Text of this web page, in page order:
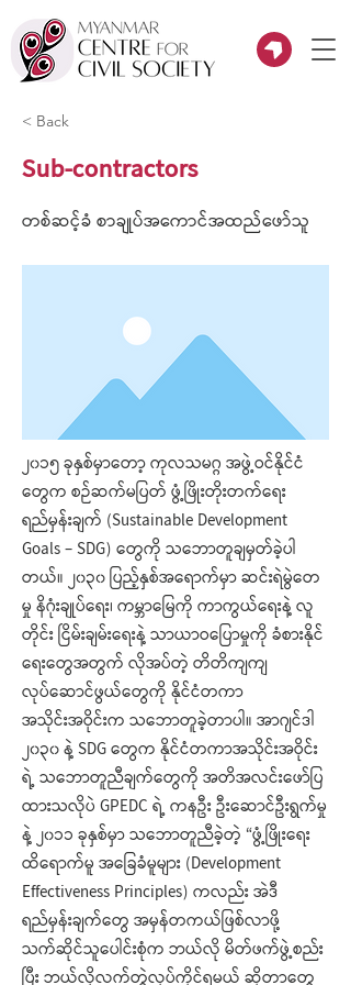
< Back
Sub-contractors
တစ်ဆင့်ခံ စာချုပ်အကောင်အထည်ဖော်သူ
၂၀၁၅ ခုနှစ်မှာတော့ ကုလသမဂ္ဂ အဖွဲ့ဝင်နိုင်ငံ
တွေက စဉ်ဆက်မပြတ် ဖွံ့ဖြိုးတိုးတက်ရေး
ရည်မှန်းချက် (Sustainable Development
Goals – SDG) တွေကို သဘောတူချမှတ်ခဲ့ပါ
တယ်။ ၂၀၃၀ ပြည့်နှစ်အရောက်မှာ ဆင်းရဲမွဲတေ
မှု နိဂုံးချုပ်ရေး၊ ကမ္ဘာမြေကို ကာကွယ်ရေးနဲ့ လူ
တိုင်း ငြိမ်းချမ်းရေးနဲ့ သာယာဝပြောမှုကို ခံစားနိုင်
ရေးတွေအတွက် လိုအပ်တဲ့ တိတိကျကျ
လုပ်ဆောင်ဖွယ်တွေကို နိုင်ငံတကာ
အသိုင်းအဝိုင်းက သဘောတူခဲ့တာပါ။ အာဂျင်ဒါ
၂၀၃၀ နဲ့ SDG တွေက နိုင်ငံတကာအသိုင်းအဝိုင်း
ရဲ့ သဘောတူညီချက်တွေကို အတိအလင်းဖော်ပြ
ထားသလိုပဲ GPEDC ရဲ့ ကနဦး ဦးဆောင်ဦးရွက်မှု
နဲ့ ၂၀၁၁ ခုနှစ်မှာ သဘောတူညီခဲ့တဲ့ “ဖွံ့ဖြိုးရေး
ထိရောက်မူ အခြေခံမူများ (Development
Effectiveness Principles) ကလည်း အဲဒီ
ရည်မှန်းချက်တွေ အမှန်တကယ်ဖြစ်လာဖို့
သက်ဆိုင်သူပေါင်းစုံက ဘယ်လို မိတ်ဖက်ဖွဲ့စည်း